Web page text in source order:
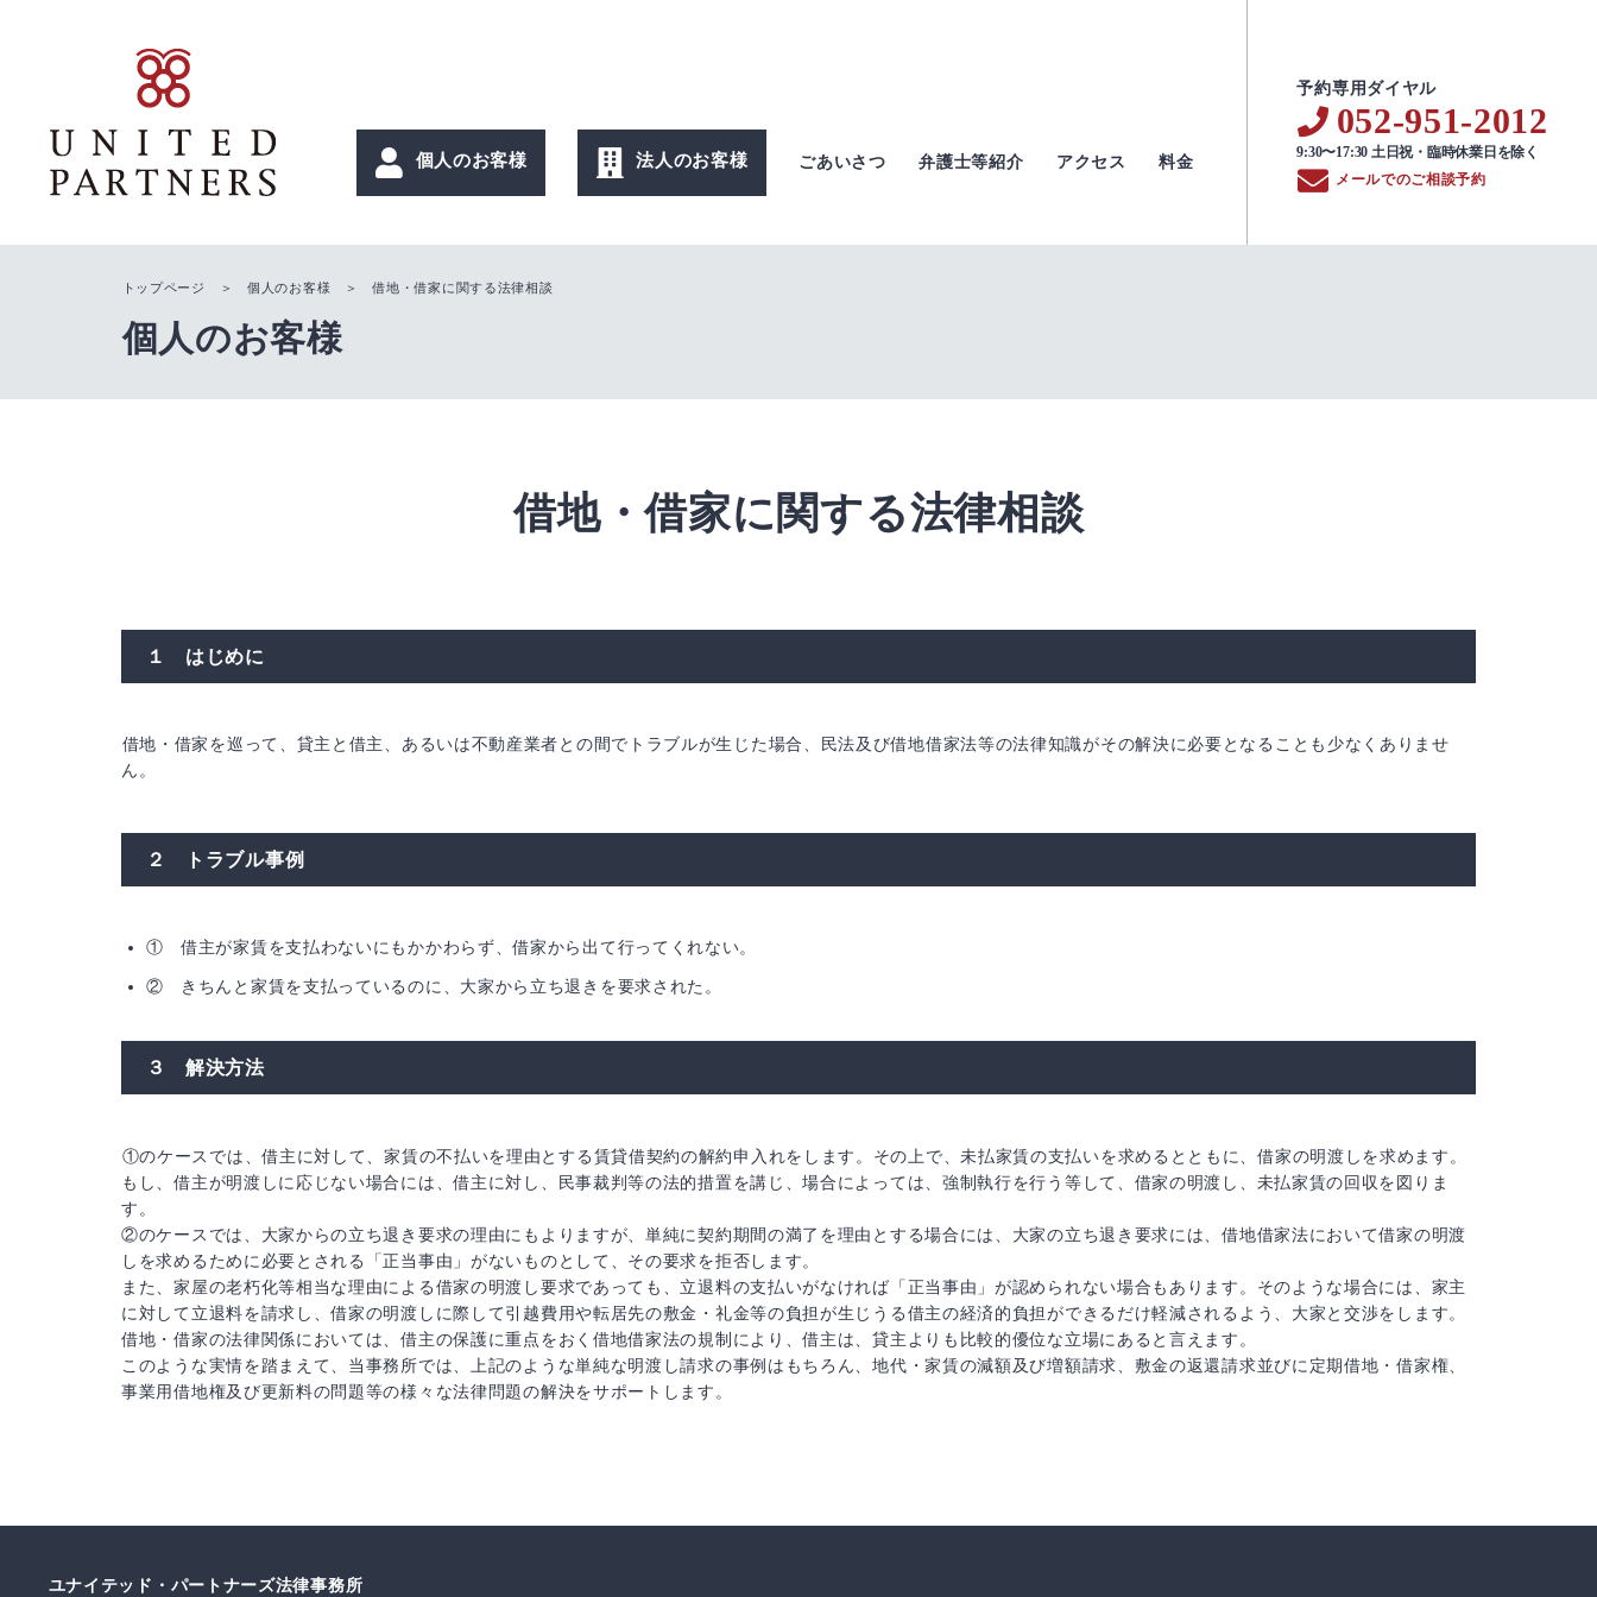
個人のお客様 法人のお客様 ごあいさつ 弁護士等紹介 アクセス 料金
予約専用ダイヤル
052-951-2012
9:30〜17:30 土日祝・臨時休業日を除く
メールでのご相談予約
トップページ ＞ 個人のお客様 ＞ 借地・借家に関する法律相談
個人のお客様
借地・借家に関する法律相談
１ はじめに
借地・借家を巡って、貸主と借主、あるいは不動産業者との間でトラブルが生じた場合、民法及び借地借家法等の法律知識がその解決に必要となることも少なくありませ
ん。
２ トラブル事例
① 借主が家賃を支払わないにもかかわらず、借家から出て行ってくれない。
② きちんと家賃を支払っているのに、大家から立ち退きを要求された。
３ 解決方法
①のケースでは、借主に対して、家賃の不払いを理由とする賃貸借契約の解約申入れをします。その上で、未払家賃の支払いを求めるとともに、借家の明渡しを求めます。
もし、借主が明渡しに応じない場合には、借主に対し、民事裁判等の法的措置を講じ、場合によっては、強制執行を行う等して、借家の明渡し、未払家賃の回収を図りま
す。
②のケースでは、大家からの立ち退き要求の理由にもよりますが、単純に契約期間の満了を理由とする場合には、大家の立ち退き要求には、借地借家法において借家の明渡
しを求めるために必要とされる「正当事由」がないものとして、その要求を拒否します。
また、家屋の老朽化等相当な理由による借家の明渡し要求であっても、立退料の支払いがなければ「正当事由」が認められない場合もあります。そのような場合には、家主
に対して立退料を請求し、借家の明渡しに際して引越費用や転居先の敷金・礼金等の負担が生じうる借主の経済的負担ができるだけ軽減されるよう、大家と交渉をします。
借地・借家の法律関係においては、借主の保護に重点をおく借地借家法の規制により、借主は、貸主よりも比較的優位な立場にあると言えます。
このような実情を踏まえて、当事務所では、上記のような単純な明渡し請求の事例はもちろん、地代・家賃の減額及び増額請求、敷金の返還請求並びに定期借地・借家権、
事業用借地権及び更新料の問題等の様々な法律問題の解決をサポートします。
ユナイテッド・パートナーズ法律事務所